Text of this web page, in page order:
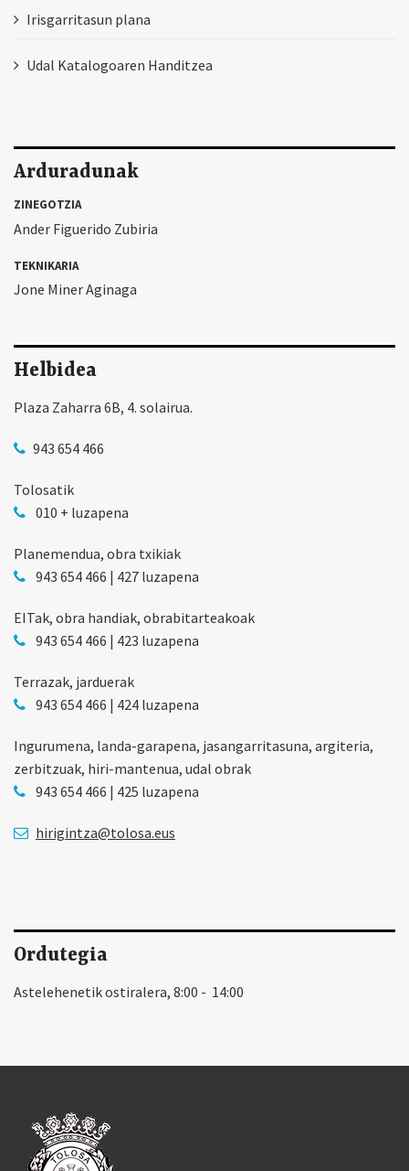
Irisgarritasun plana
Udal Katalogoaren Handitzea
Arduradunak
ZINEGOTZIA
Ander Figuerido Zubiria
TEKNIKARIA
Jone Miner Aginaga
Helbidea
Plaza Zaharra 6B, 4. solairua.
943 654 466
Tolosatik
010 + luzapena
Planemendua, obra txikiak
943 654 466 | 427 luzapena
EITak, obra handiak, obrabitarteakoak
943 654 466 | 423 luzapena
Terrazak, jarduerak
943 654 466 | 424 luzapena
Ingurumena, landa-garapena, jasangarritasuna, argiteria,
zerbitzuak, hiri-mantenua, udal obrak
943 654 466 | 425 luzapena
hirigintza@tolosa.eus
Ordutegia
Astelehenetik ostiralera, 8:00 - 14:00